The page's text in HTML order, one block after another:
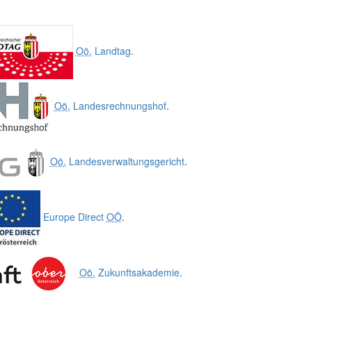
Oö. Landtag.
Oö. Landesrechnungshof.
Oö. Landesverwaltungsgericht.
Europe Direct OÖ.
Oö. Zukunftsakademie.